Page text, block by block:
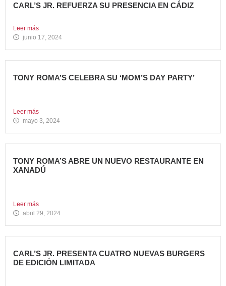
CARL’S JR. REFUERZA SU PRESENCIA EN CÁDIZ
Leer más
junio 17, 2024
TONY ROMA’S CELEBRA SU ‘MOM’S DAY PARTY’
Leer más
mayo 3, 2024
TONY ROMA’S ABRE UN NUEVO RESTAURANTE EN
XANADÚ
Leer más
abril 29, 2024
CARL’S JR. PRESENTA CUATRO NUEVAS BURGERS
DE EDICIÓN LIMITADA